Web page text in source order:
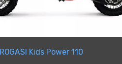
Gladiator
Kids Power 110